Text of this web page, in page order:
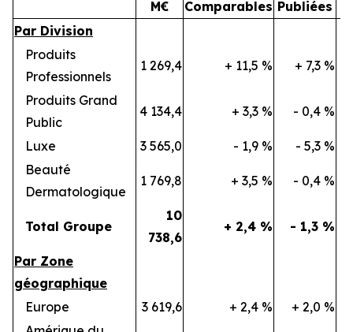
M€ Comparables Publiées
Par Division
Produits
Professionnels
1 269,4 + 11,5 % + 7,3 %
Produits Grand
Public
4 134,4 + 3,3 % - 0,4 %
Luxe 3 565,0 - 1,9 % - 5,3 %
Beauté
Dermatologique
1 769,8 + 3,5 % - 0,4 %
Total Groupe
10
738,6
+ 2,4 % - 1,3 %
Par Zone
géographique
Europe
3 619,6 + 2,4 % + 2,0 %